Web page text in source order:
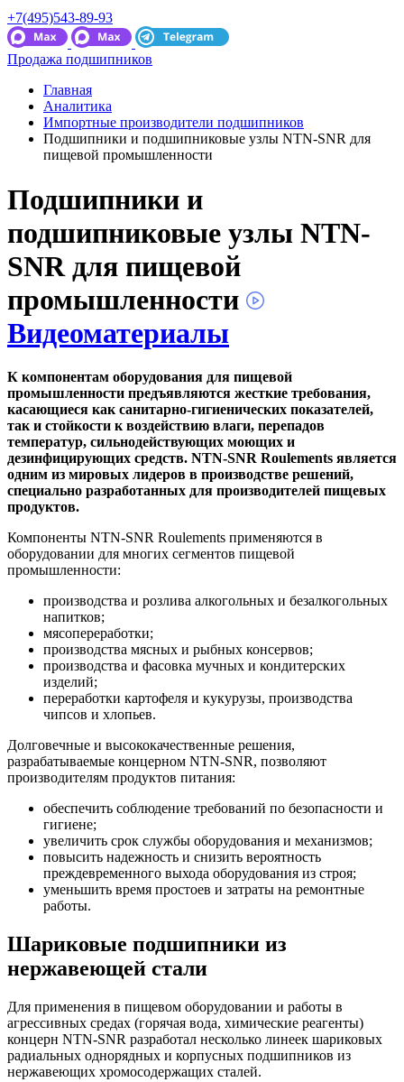
+7(495)543-89-93
Продажа подшипников
Главная
Аналитика
Импортные производители подшипников
Подшипники и подшипниковые узлы NTN-SNR для
пищевой промышленности
Подшипники и
подшипниковые узлы NTN-
SNR для пищевой
промышленности
Видеоматериалы
К компонентам оборудования для пищевой
промышленности предъявляются жесткие требования,
касающиеся как санитарно-гигиенических показателей,
так и стойкости к воздействию влаги, перепадов
температур, сильнодействующих моющих и
дезинфицирующих средств. NTN-SNR Roulements является
одним из мировых лидеров в производстве решений,
специально разработанных для производителей пищевых
продуктов.
Компоненты NTN-SNR Roulements применяются в
оборудовании для многих сегментов пищевой
промышленности:
производства и розлива алкогольных и безалкогольных
напитков;
мясопереработки;
производства мясных и рыбных консервов;
производства и фасовка мучных и кондитерских
изделий;
переработки картофеля и кукурузы, производства
чипсов и хлопьев.
Долговечные и высококачественные решения,
разрабатываемые концерном NTN-SNR, позволяют
производителям продуктов питания:
обеспечить соблюдение требований по безопасности и
гигиене;
увеличить срок службы оборудования и механизмов;
повысить надежность и снизить вероятность
преждевременного выхода оборудования из строя;
уменьшить время простоев и затраты на ремонтные
работы.
Шариковые подшипники из
нержавеющей стали
Для применения в пищевом оборудовании и работы в
агрессивных средах (горячая вода, химические реагенты)
концерн NTN-SNR разработал несколько линеек шариковых
радиальных однорядных и корпусных подшипников из
нержавеющих хромосодержащих сталей.